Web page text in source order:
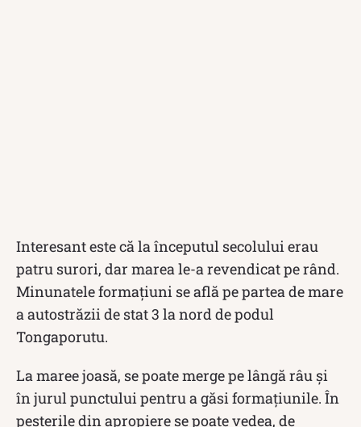
Interesant este că la începutul secolului erau
patru surori, dar marea le-a revendicat pe rând.
Minunatele formațiuni se află pe partea de mare
a autostrăzii de stat 3 la nord de podul
Tongaporutu.
La maree joasă, se poate merge pe lângă râu și
în jurul punctului pentru a găsi formațiunile. În
peșterile din apropiere se poate vedea, de